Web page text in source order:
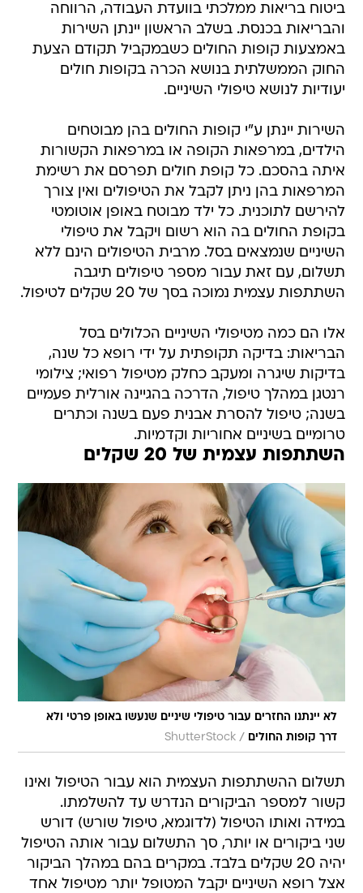
ביטוח בריאות ממלכתי בוועדת העבודה, הרווחה
והבריאות בכנסת. בשלב הראשון יינתן השירות
באמצעות קופות החולים כשבמקביל תקודם הצעת
החוק הממשלתית בנושא הכרה בקופות חולים
יעודיות לנושא טיפולי השיניים.
השירות יינתן ע"י קופות החולים בהן מבוטחים
הילדים, במרפאות הקופה או במרפאות הקשורות
איתה בהסכם. כל קופת חולים תפרסם את רשימת
המרפאות בהן ניתן לקבל את הטיפולים ואין צורך
להירשם לתוכנית. כל ילד מבוטח באופן אוטומטי
בקופת החולים בה הוא רשום ויקבל את טיפולי
השיניים שנמצאים בסל. מרבית הטיפולים הינם ללא
תשלום, עם זאת עבור מספר טיפולים תיגבה
השתתפות עצמית נמוכה בסך של 20 שקלים לטיפול.
אלו הם כמה מטיפולי השיניים הכלולים בסל
הבריאות: בדיקה תקופתית על ידי רופא כל שנה,
בדיקות שיגרה ומעקב כחלק מטיפול רפואי; צילומי
רנטגן במהלך טיפול, הדרכה בהגיינה אורלית פעמיים
בשנה; טיפול להסרת אבנית פעם בשנה וכתרים
טרומיים בשיניים אחוריות וקדמיות.
השתתפות עצמית של 20 שקלים
לא יינתנו החזרים עבור טיפולי שיניים שנעשו באופן פרטי ולא
דרך קופות החולים
/
ShutterStock
תשלום ההשתתפות העצמית הוא עבור הטיפול ואינו
קשור למספר הביקורים הנדרש עד להשלמתו.
במידה ואותו הטיפול (לדוגמא, טיפול שורש) דורש
שני ביקורים או יותר, סך התשלום עבור אותה הטיפול
יהיה 20 שקלים בלבד. במקרים בהם במהלך הביקור
אצל רופא השיניים יקבל המטופל יותר מטיפול אחד